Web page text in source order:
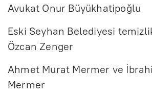
Avukat Onur Büyükhatipoğlu
Eski Seyhan Belediyesi
Özcan Zenger
Ahmet Murat Mermer ve
Mermer